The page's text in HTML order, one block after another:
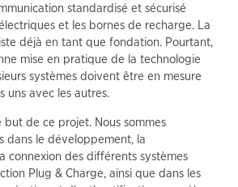
standardisé et sécurisé
et les bornes de recharge. La
déjà en tant que fondation. Pourtant,
mise en pratique de la technologie
systèmes doivent être en mesure
uns avec les autres.
but de ce projet. Nous sommes
dans le développement, la
connexion des différents systèmes
Plug & Charge, ainsi que dans les